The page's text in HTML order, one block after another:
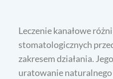
Leczenie kanałowe
stomatologicznych
zakresem działania.
uratowanie